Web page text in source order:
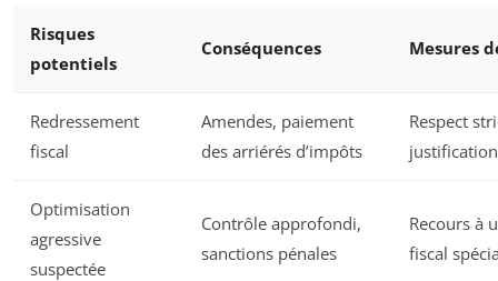
Risques
potentiels
Conséquences Mesures
Redressement
fiscal
Amendes, paiement
des arriérés d’impôts
Respect
Optimisation
agressive
suspectée
Contrôle approfondi,
sanctions pénales
Recours à
fiscal